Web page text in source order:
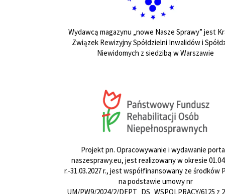
Wydawcą magazynu „nowe Nasze Sprawy” jest
Związek Rewizyjny Spółdzielni Inwalidów i
Niewidomych z siedzibą w Warszawie
Projekt pn. Opracowywanie i wydawanie
naszesprawy.eu, jest realizowany w okresie
r.-31.03.2027 r., jest współfinansowany ze środków
na podstawie umowy nr
UM/PW9/2024/2/DEPT_DS_WSPOLPRACY/6125 z